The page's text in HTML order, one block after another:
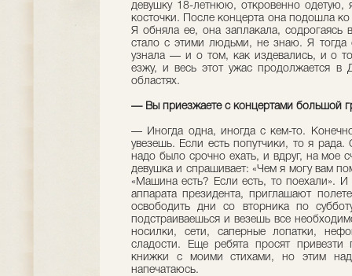
девушку 18-летнюю, откровенно
косточки. После концерта она подошла
Я обняла ее, она заплакала,
стало с этими людьми, не знаю. Я тогда
узнала — и о том, как издевались, и о
езжу, и весь этот ужас продолжается в
областях.
— Вы приезжаете с концертами большой
— Иногда одна, иногда с кем-то.
увезешь. Если есть попутчики, то я
надо было срочно ехать, и вдруг, на мое
девушка и спрашивает: «Чем я могу вам
«Машина есть? Если есть, то поехали».
аппарата президента, приглашают
освободить дни со вторника по
подстраиваешься и везешь все
носилки, сети, саперные лопатки,
сладости. Еще ребята просят
книжки с моими стихами, но этим
напечатаюсь.